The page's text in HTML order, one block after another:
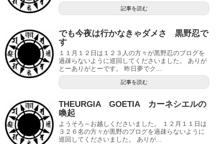
記事を読む
でも今夜は行かなきゃダメさ 黒野忍で
す
１１月１２日は１２３人の方々が黒野忍のブログを
過疎らないように巡回してくださいました。 ありが
とーありがとーです。 昨日夢でク...
記事を読む
THEURGIA GOETIA カーネシエルの
喚起
ようそろ～お越しくださいました。 １２月１１日は
３２６名の方々が黒野のブログを過疎らないように
巡回してくださいました。 ありが...